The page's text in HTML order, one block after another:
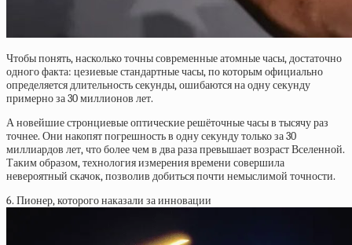
Чтобы понять, насколько точны современные атомные часы, достаточно
одного факта: цезиевые стандартные часы, по которым официально
определяется длительность секунды, ошибаются на одну секунду
примерно за 30 миллионов лет.
А новейшие стронциевые оптические решёточные часы в тысячу раз
точнее. Они накопят погрешность в одну секунду только за 30
миллиардов лет, что более чем в два раза превышает возраст Вселенной.
Таким образом, технология измерения времени совершила
невероятный скачок, позволив добиться почти немыслимой точности.
6. Пионер, которого наказали за инновации